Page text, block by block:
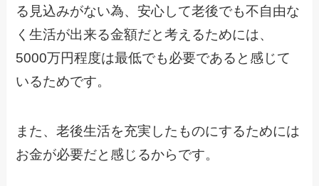
る見込みがない為、安心して老後でも不自由な
く生活が出来る金額だと考えるためには、
5000万円程度は最低でも必要であると感じて
いるためです。
また、老後生活を充実したものにするためには
お金が必要だと感じるからです。